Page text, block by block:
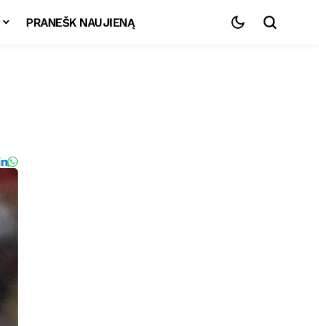
PRANEŠK NAUJIENĄ